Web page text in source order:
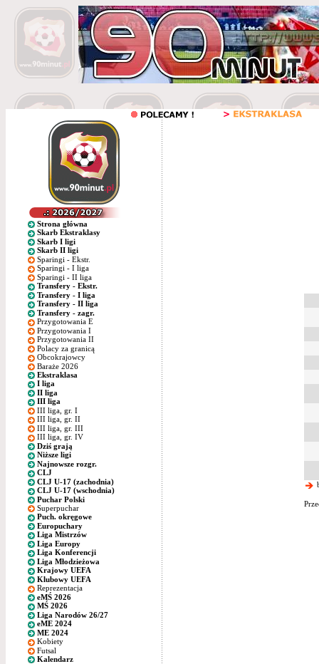
Strona główna
Skarb Ekstraklasy
Skarb I ligi
Skarb II ligi
Sparingi - Ekstr.
Sparingi - I liga
Sparingi - II liga
Transfery - Ekstr.
Transfery - I liga
Transfery - II liga
Transfery - zagr.
Przygotowania E
Przygotowania I
Przygotowania II
Polacy za granicą
Obcokrajowcy
Baraże 2026
Ekstraklasa
I liga
II liga
III liga
III liga, gr. I
III liga, gr. II
III liga, gr. III
III liga, gr. IV
Dziś grają
Niższe ligi
Najnowsze rozgr.
CLJ
CLJ U-17 (zachodnia)
CLJ U-17 (wschodnia)
Puchar Polski
Superpuchar
Puch. okręgowe
Europuchary
Liga Mistrzów
Liga Europy
Liga Konferencji
Liga Młodzieżowa
Krajowy UEFA
Klubowy UEFA
Reprezentacja
eMŚ 2026
MŚ 2026
Liga Narodów 26/27
eME 2024
ME 2024
Kobiety
Futsal
Kalendarz